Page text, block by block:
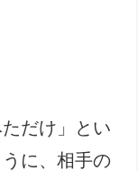
だけ」とい
に、相手の